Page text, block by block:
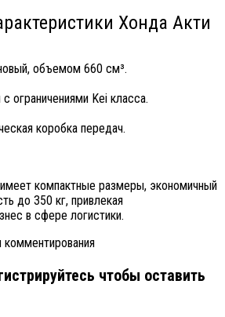
Хонда Акти
объемом 660 см³.
ограничениями Kei класса.
коробка передач.
компактные размеры, экономичный
до 350 кг, привлекая
в сфере логистики.
чтобы оставить